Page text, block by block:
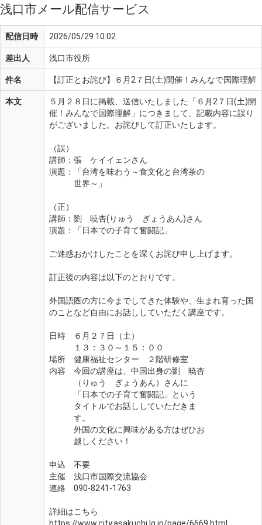
浅口市メール配信サービス
配信日時 2026/05/29 10:02
差出人 浅口市役所
件名 【訂正とお詫び】６月2７日(土)開催！みんなで国際理解
本文
５月２８日に掲載、送信いたしました「６月2７日(土)開
催！みんなで国際理解」につきまして、記載内容に誤り
がございました。お詫びして訂正いたします。
（誤）
講師：張　ケイイェンさん
演題：「台湾を味わう～食文化と台湾茶の
世界～」
（正）
講師：劉　暁杏(りゅう　ぎょうあん)さん
演題：「日本での子育て奮闘記」
ご迷惑おかけしたことを深くお詫び申し上げます。
訂正後の内容は以下のとおりです。
外国語圏の方に今までしてきた体験や、生まれ育った国
のことなど自由にお話ししていただく講座です。
日時　６月２７日（土）
１３：３０～１５：００
場所　健康福祉センター　２階研修室
内容　今回の講座は、中国出身の劉　暁杏
（りゅう　ぎょうあん）さんに
「日本での子育て奮闘記」という
タイトルでお話ししていただきま
す。
外国の文化に興味がある方はぜひお
越しください！
申込　不要
主催　浅口市国際交流協会
連絡　090-8241-1763
詳細はこちら